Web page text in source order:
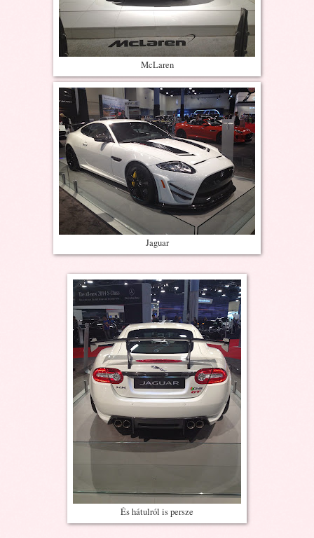
McLaren
Jaguar
És hátulról is persze